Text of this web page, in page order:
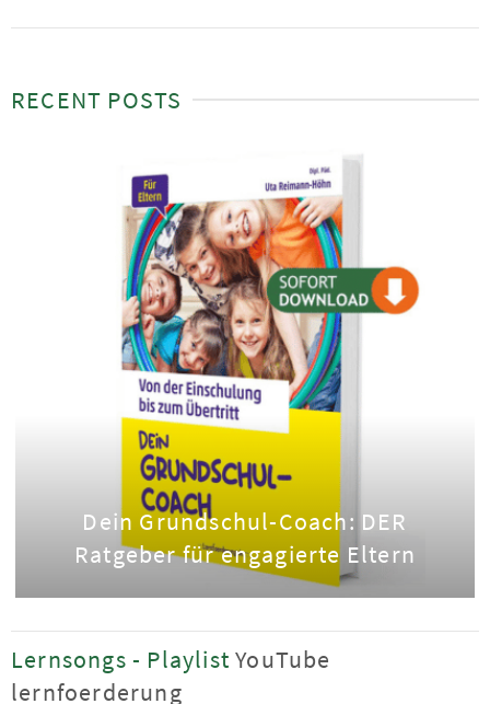
RECENT POSTS
Dein Grundschul-Coach: DER
Ratgeber für engagierte Eltern
Lernsongs - PlaylistYouTube
lernfoerderung